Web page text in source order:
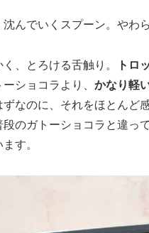
んでいくスプーン。やわ
、とろける舌触り。 トロ
ショコラより、 かなり軽
なのに、それをほとんど
段のガトーショコラと違っ
す。